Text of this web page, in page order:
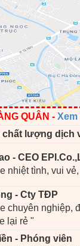
QUÂN - Xem
lượng dịch
- CEO
nhiệt tình, vui
- Cty TĐP
chuyên nghiệp,
lại rẻ "
- Phóng viên